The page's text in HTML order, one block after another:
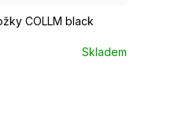
COLLM black
Skladem